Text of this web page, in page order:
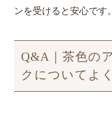
ンを受けると安心です。
Q&A｜茶色の
クについてよ